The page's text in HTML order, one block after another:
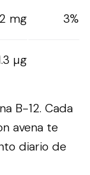
mg 3%
µg
B-12. Cada
avena te
diario de